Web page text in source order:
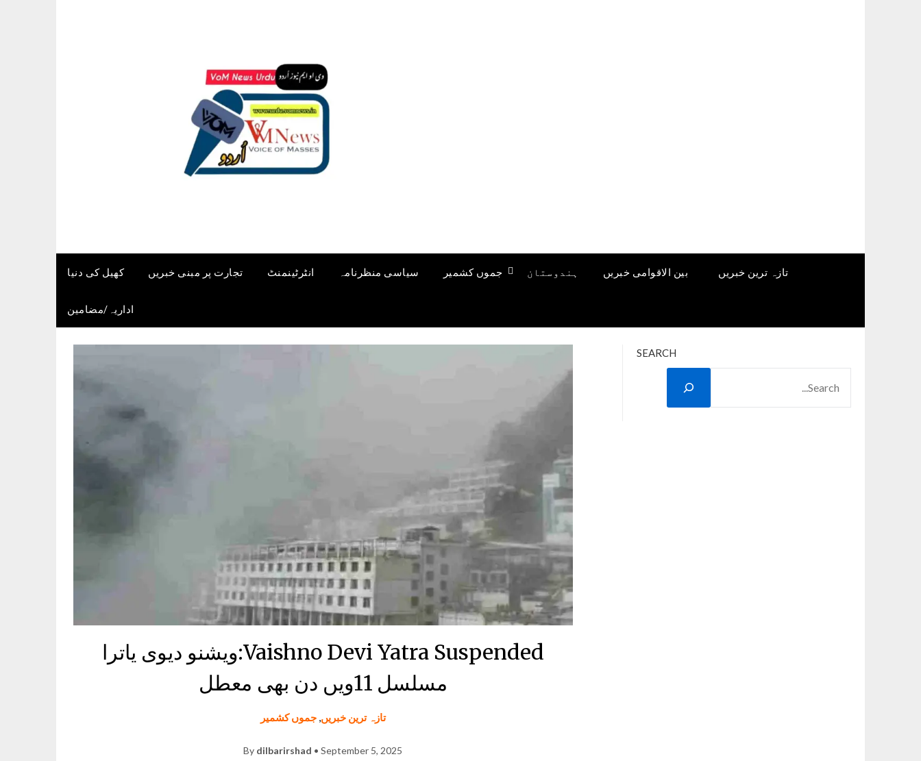
تازہ ترین خبریں بین الاقوامی خبریں ہندوستان جموں کشمیر سیاسی منظرنامہ انٹرٹینمنٹ تجارت پر مبنی خبریں کھیل کی دنیا
اداریہ/مضامین
Vaishno Devi Yatra Suspended:ويشنو دیوی یاترا
مسلسل 11ویں دن بھی معطل
تازہ ترین خبریں,جموں کشمیر
By dilbarirshad • September 5, 2025
SEARCH